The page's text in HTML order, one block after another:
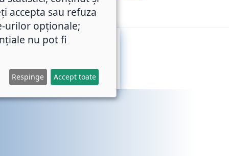
accepta sau refuza
urilor opționale;
nu pot fi
Respinge Accept toate